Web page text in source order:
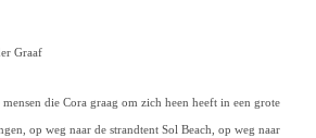
Graaf
mensen die Cora graag om zich heen heeft in een grote
op weg naar de strandtent Sol Beach, op weg naar